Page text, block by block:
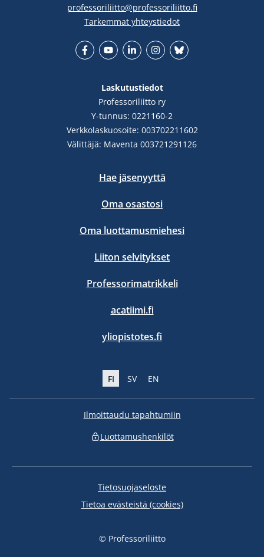
professoriliitto@professoriliitto.fi
Tarkemmat yhteystiedot
Laskutustiedot
Professoriliitto ry
Y-tunnus: 0221160-2
Verkkolaskuosoite: 003702211602
Välittäjä: Maventa 003721291126
Hae jäsenyyttä
Oma osastosi
Oma luottamusmiehesi
Liiton selvitykset
Professorimatrikkeli
acatiimi.fi
yliopistotes.fi
FI SV EN
Ilmoittaudu tapahtumiin
Luottamushenkilöt
© Professoriliitto
Tietosuojaseloste
Tietoa evästeistä (cookies)